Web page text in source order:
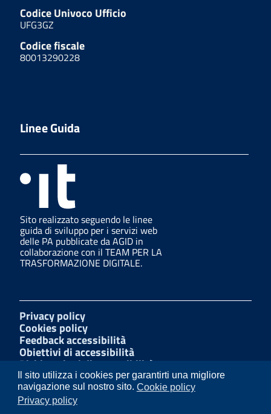
Il sito utilizza i cookies per garantirti una migliore
navigazione sul nostro sito. Cookie policy
Privacy policy
Codice Univoco Ufficio
UFG3GZ
Codice fiscale
80013290228
Linee Guida
Sito realizzato seguendo le linee
guida di sviluppo per i servizi web
delle PA pubblicate da AGID in
collaborazione con il TEAM PER LA
TRASFORMAZIONE DIGITALE.
Privacy policy
Cookies policy
Feedback accessibilità
Obiettivi di accessibilità
Dichiarazioni di accessibilità
Amministrazione Trasparente
Mappa del sito
Segnalazioni di illecito